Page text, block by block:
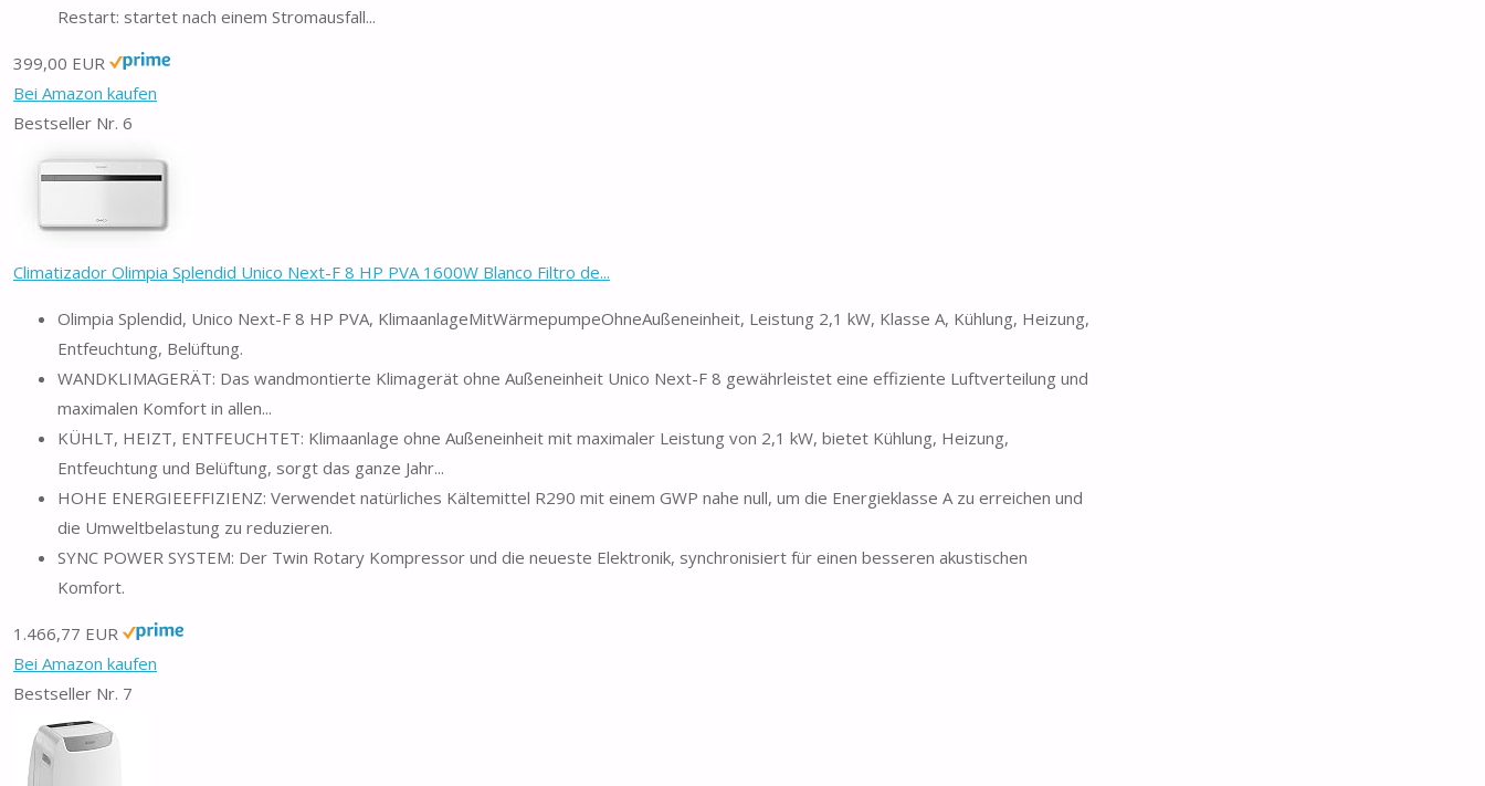
Restart: startet nach einem Stromausfall...
399,00 EUR
Bei Amazon kaufen
Bestseller Nr. 6
Climatizador Olimpia Splendid Unico Next-F 8 HP PVA 1600W Blanco Filtro de...
Olimpia Splendid, Unico Next-F 8 HP PVA, KlimaanlageMitWärmepumpeOhneAußeneinheit, Leistung 2,1 kW, Klasse A, Kühlung, Heizung,
Entfeuchtung, Belüftung.
WANDKLIMAGERÄT: Das wandmontierte Klimagerät ohne Außeneinheit Unico Next-F 8 gewährleistet eine effiziente Luftverteilung und
maximalen Komfort in allen...
KÜHLT, HEIZT, ENTFEUCHTET: Klimaanlage ohne Außeneinheit mit maximaler Leistung von 2,1 kW, bietet Kühlung, Heizung,
Entfeuchtung und Belüftung, sorgt das ganze Jahr...
HOHE ENERGIEEFFIZIENZ: Verwendet natürliches Kältemittel R290 mit einem GWP nahe null, um die Energieklasse A zu erreichen und
die Umweltbelastung zu reduzieren.
SYNC POWER SYSTEM: Der Twin Rotary Kompressor und die neueste Elektronik, synchronisiert für einen besseren akustischen
Komfort.
1.466,77 EUR
Bei Amazon kaufen
Bestseller Nr. 7